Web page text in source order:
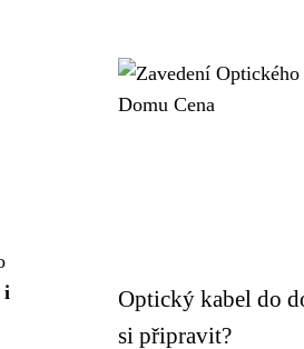
i
Optický kabel do
si připravit?